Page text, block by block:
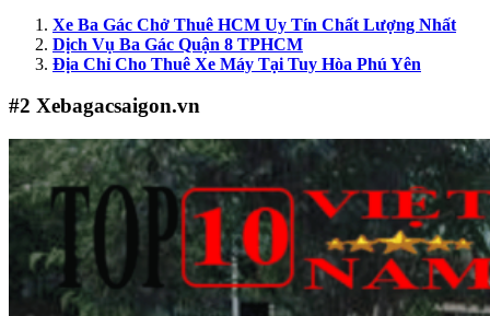
Xe Ba Gác Chở Thuê HCM Uy Tín Chất Lượng Nhất
Dịch Vụ Ba Gác Quận 8 TPHCM
Địa Chỉ Cho Thuê Xe Máy Tại Tuy Hòa Phú Yên
#2 Xebagacsaigon.vn